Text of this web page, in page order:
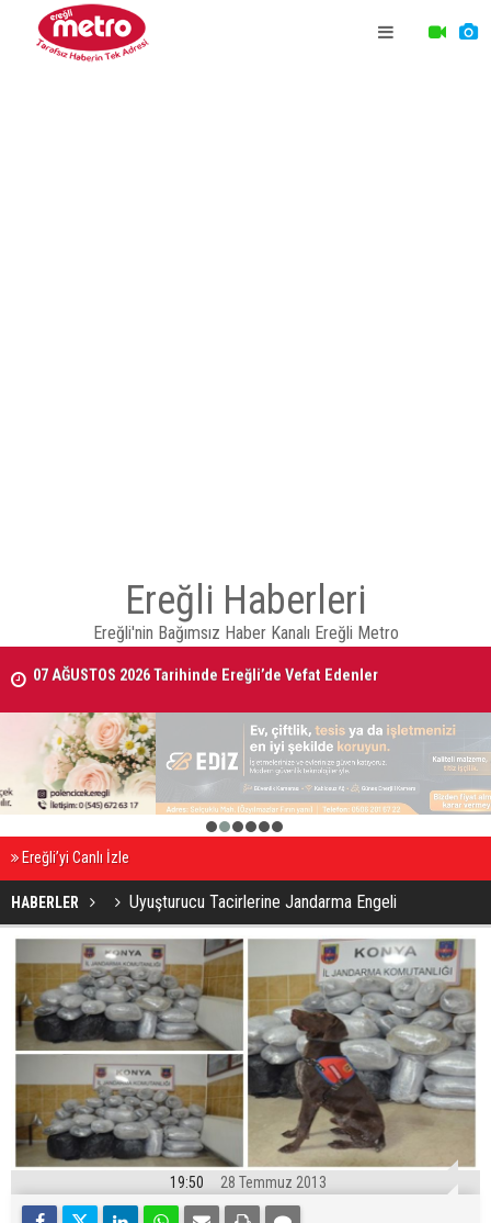
Ereğli Haberleri
Ereğli'nin Bağımsız Haber Kanalı Ereğli Metro
07 AĞUSTOS 2026 Tarihinde Ereğli’de Vefat Edenler
EREĞLİ'DE GÜNDEMİ SARSAN İSTİFA
2 3 4 5 6
Ereğli’yi Canlı İzle
HABERLER Uyuşturucu Tacirlerine Jandarma Engeli
19:50 28 Temmuz 2013